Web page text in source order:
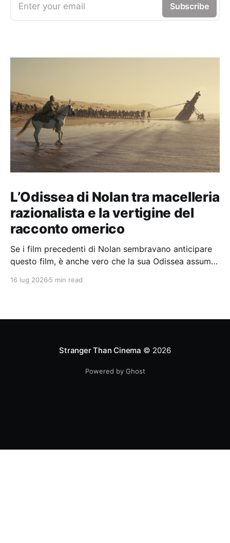
Enter your email Subscribe
L’Odissea di Nolan tra macelleria
razionalista e la vertigine del
racconto omerico
Se i film precedenti di Nolan sembravano anticipare
questo film, è anche vero che la sua Odissea assume
16 lug 2026 5 min read
Stranger Than Cinema © 2026
Powered by Ghost